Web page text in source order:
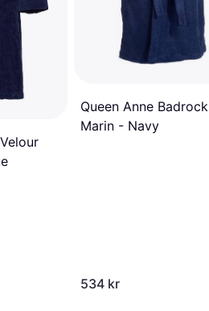
Queen Anne Badrock
Marin - Navy
534 kr